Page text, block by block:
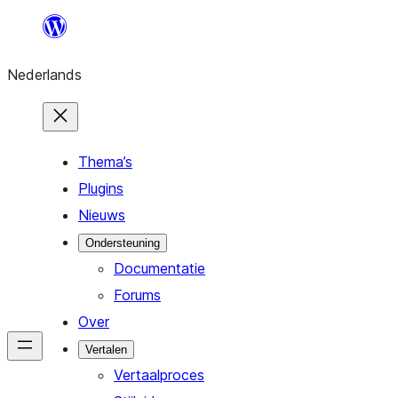
de
inhoud
Nederlands
Thema’s
Plugins
Nieuws
Ondersteuning
Documentatie
Forums
Over
Vertalen
Vertaalproces